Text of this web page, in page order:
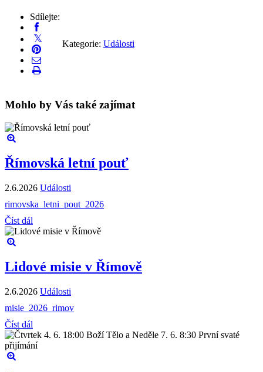
Sdílejte:
Kategorie: Události
Mohlo by Vás také zajímat
Římovská letní pouť
2.6.2026 Události
rimovska_letni_pout_2026
Číst dál
Lidové misie v Římově
2.6.2026 Události
misie_2026_rimov
Číst dál